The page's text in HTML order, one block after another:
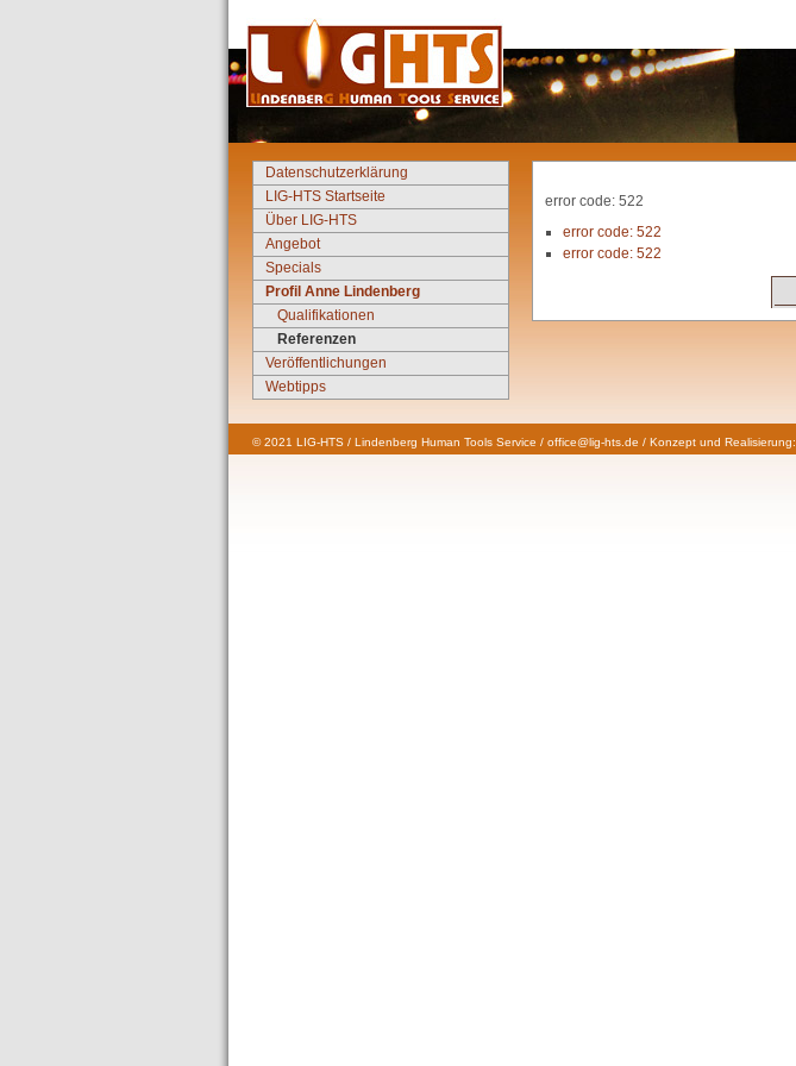
Datenschutzerklärung
LIG-HTS Startseite
Über LIG-HTS
Angebot
Specials
Profil Anne Lindenberg
Qualifikationen
Referenzen
Veröffentlichungen
Webtipps
error code: 522
error code: 522
error code: 522
© 2021 LIG-HTS / Lindenberg Human Tools Service / office@lig-hts.de / Konzept und Realisierung: